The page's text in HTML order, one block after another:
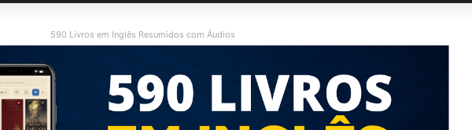
590 Livros em Inglês Resumidos com Áudios